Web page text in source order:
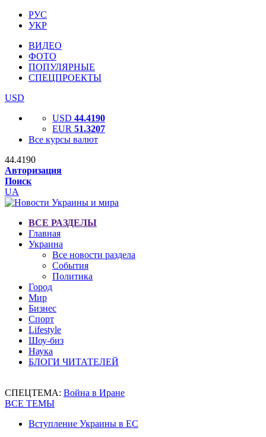
РУС
УКР
ВИДЕО
ФОТО
ПОПУЛЯРНЫЕ
СПЕЦПРОЕКТЫ
USD
USD 44.4190
EUR 51.3207
Все курсы валют
44.4190
Авторизация
Поиск
UA
ВСЕ РАЗДЕЛЫ
Главная
Украина
Все новости раздела
События
Политика
Город
Мир
Бизнес
Спорт
Lifestyle
Шоу-биз
Наука
БЛОГИ ЧИТАТЕЛЕЙ
СПЕЦТЕМА: Война в Иране
ВСЕ ТЕМЫ
Вступление Украины в ЕС